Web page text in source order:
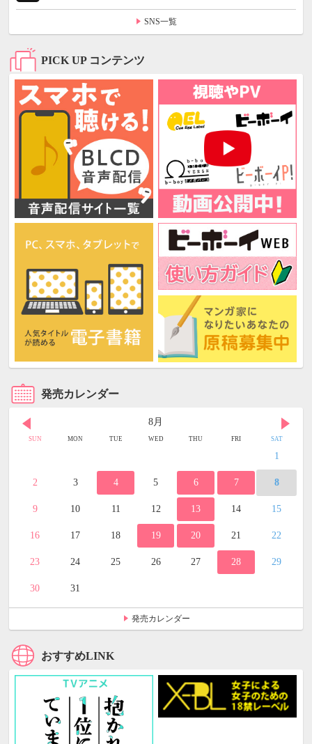
SNS一覧
PICK UP コンテンツ
発売カレンダー
8月
SUN MON TUE WED THU FRI SAT
1
2 3 4 5 6 7 8
9 10 11 12 13 14 15
16 17 18 19 20 21 22
23 24 25 26 27 28 29
30 31
発売カレンダー
おすすめLINK